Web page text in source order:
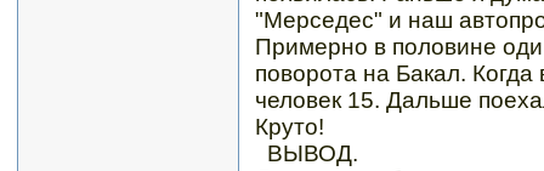
"Мерседес" и наш
Примерно в половине
поворота на Бакал.
человек 15. Дальше
Круто!
ВЫВОД.